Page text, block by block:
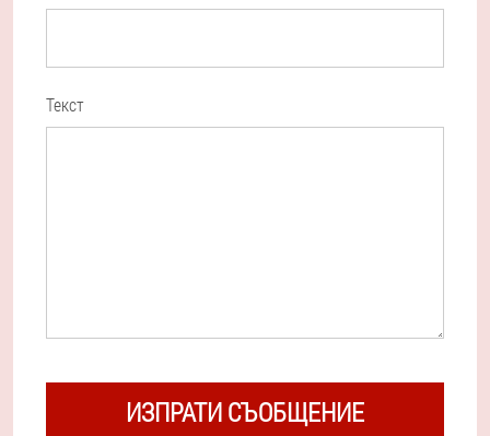
Текст
ИЗПРАТИ СЪОБЩЕНИЕ